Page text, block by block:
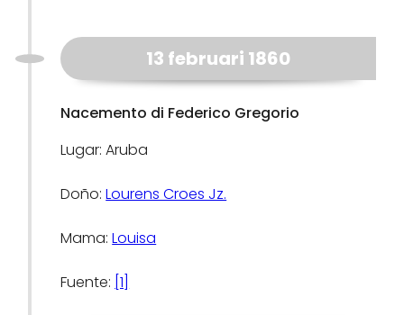
13 februari 1860
Nacemento di Federico Gregorio
Lugar: Aruba
Doño:Lourens Croes Jz.
Mama:Louisa
Fuente: [1]